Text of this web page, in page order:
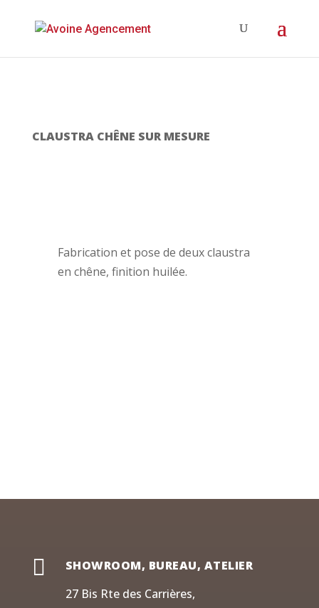
CLAUSTRA CHÊNE SUR MESURE
Fabrication et pose de deux claustra
en chêne, finition huilée.

SHOWROOM, BUREAU, ATELIER
27 Bis Rte des Carrières,